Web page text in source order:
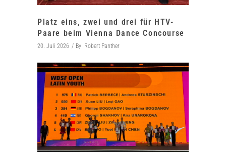
Platz eins, zwei und drei für HTV-
Paare beim Vienna Dance Concourse
20. Juli 2026 By Robert Panther